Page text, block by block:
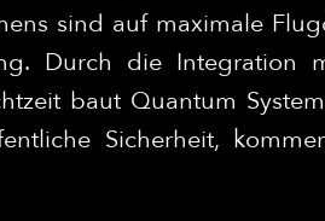
sind auf maximale
Durch die Integration
baut Quantum
Sicherheit,